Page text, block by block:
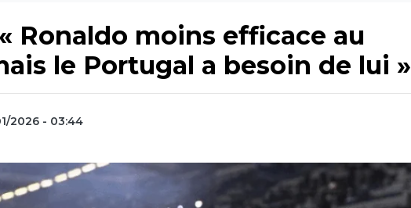
Ronaldo moins efficace au
le Portugal a besoin de lui »
2026 - 03:44